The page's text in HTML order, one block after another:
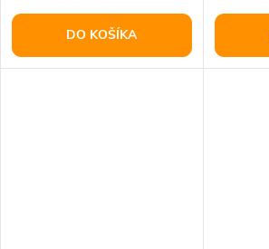
DO KOŠÍKA